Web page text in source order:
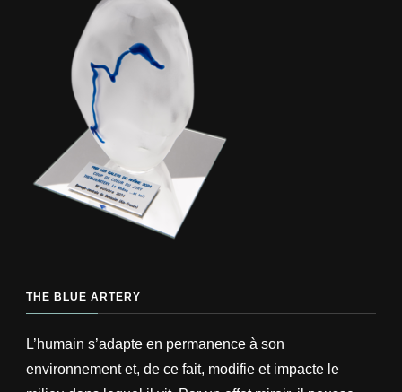
THE BLUE ARTERY
L’humain s’adapte en permanence à son
environnement et, de ce fait, modifie et impacte le